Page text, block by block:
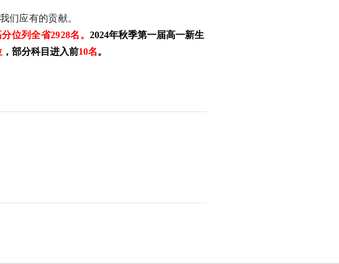
们应有的贡献。
位列全省2928名。2024年秋季第一届高一新生
，部分科目进入前10名。